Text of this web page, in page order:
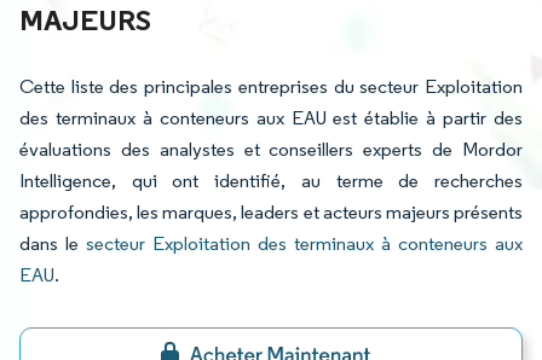
MAJEURS
Cette liste des principales entreprises du secteur Exploitation
des terminaux à conteneurs aux EAU est établie à partir des
évaluations des analystes et conseillers experts de Mordor
Intelligence, qui ont identifié, au terme de recherches
approfondies, les marques, leaders et acteurs majeurs présents
dans le secteur Exploitation des terminaux à conteneurs aux
EAU.